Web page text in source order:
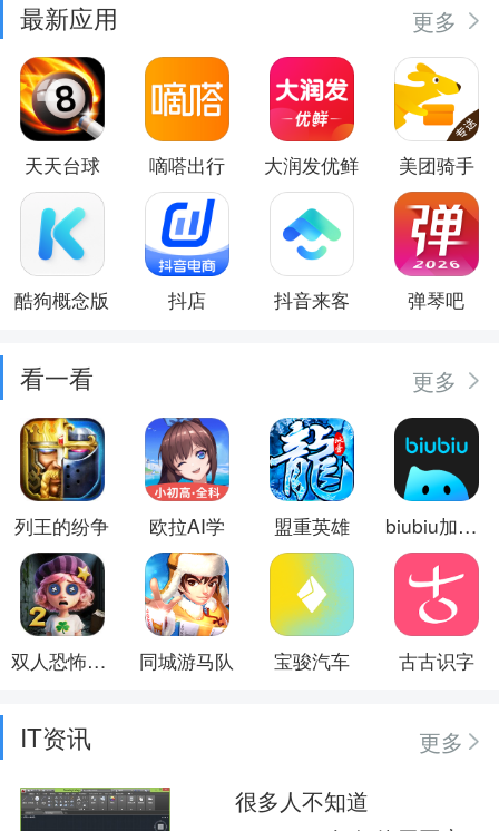
最新应用 更多
天天台球 嘀嗒出行 大润发优鲜 美团骑手
酷狗概念版 抖店 抖音来客 弹琴吧
看一看 更多
列王的纷争 欧拉AI学 盟重英雄 biubiu加速器
双人恐怖逃生2 同城游马队 宝骏汽车 古古识字
IT资讯
更多
很多人不知道